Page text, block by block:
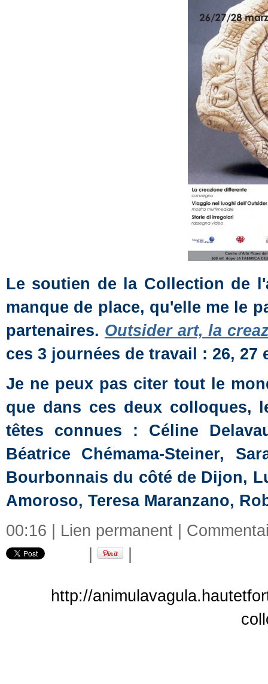
Le soutien de la Collection de
manque de place, qu'elle me le
partenaires. Outsider art, la
ces 3 journées de travail : 26, 27
Je ne peux pas citer tout le
que dans ces deux colloques,
têtes connues : Céline
Béatrice Chémama-Steiner,
Bourbonnais du côté de Dijon,
Amoroso, Teresa Maranzano,
00:16 | Lien permanent
http://